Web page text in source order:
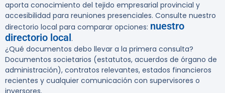
aporta conocimiento del tejido empresarial provincial y
accesibilidad para reuniones presenciales. Consulte nuestro
directorio local para comparar opciones: nuestro
directorio local.
¿Qué documentos debo llevar a la primera consulta?
Documentos societarios (estatutos, acuerdos de órgano de
administración), contratos relevantes, estados financieros
recientes y cualquier comunicación con supervisores o